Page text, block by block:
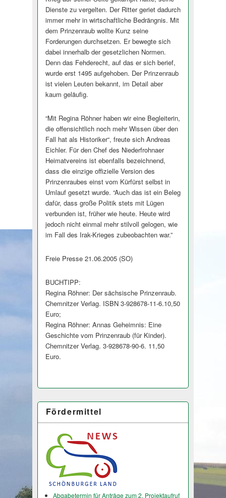
Dienste zu vergelten. Der Ritter geriet dadurch
immer mehr in wirtschaftliche Bedrängnis. Mit
dem Prinzenraub wollte Kunz seine
Forderungen durchsetzen. Er bewegte sich
dabei innerhalb der gesetzlichen Normen.
Denn das Fehderecht, auf das er sich berief,
wurde erst 1495 aufgehoben. Der Prinzenraub
ist vielen Leuten bekannt, im Detail aber
kaum geläufig.
“Mit Regina Röhner haben wir eine Begleiterin,
die offensichtlich noch mehr Wissen über den
Fall hat als Historiker“, freute sich Andreas
Eichler. Für den Chef des Niederfrohnaer
Heimatvereins ist ebenfalls bezeichnend,
dass die einzige offizielle Version des
Prinzenraubes einst vom Kürfürst selbst in
Umlauf gesetzt wurde. “Auch das ist ein Beleg
dafür, dass große Politik stets mit Lügen
verbunden ist, früher wie heute. Heute wird
jedoch nicht einmal mehr stilvoll gelogen, wie
im Fall des Irak-Krieges zubeobachten war.”
Freie Presse 21.06.2005 (SO)
BUCHTIPP:
Regina Röhner: Der sächsische Prinzenraub.
Chemnitzer Verlag. ISBN 3-928678-11-6.10,50
Euro;
Regina Röhner: Annas Geheimnis: Eine
Geschichte vom Prinzenraub (für Kinder).
Chemnitzer Verlag. 3-928678-90-6. 11,50
Euro.
Fördermittel
Abgabetermin für Anträge zum 2. Projektaufruf